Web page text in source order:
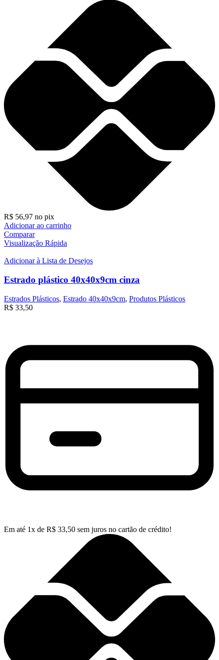
R$ 56,97 no pix
Adicionar ao carrinho
Comparar
Visualização Rápida
Adicionar à Lista de Desejos
Estrado plástico 40x40x9cm cinza
Estrados Plásticos, Estrado 40x40x9cm, Produtos Plásticos
R$ 33,50
Em até 1x de R$ 33,50 sem juros no cartão de crédito!